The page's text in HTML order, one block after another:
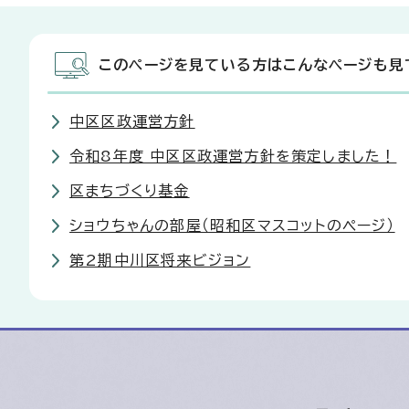
このページを見ている方はこんなページも見
中区区政運営方針
令和8年度 中区区政運営方針を策定しました！
区まちづくり基金
ショウちゃんの部屋（昭和区マスコットのページ）
第2期中川区将来ビジョン